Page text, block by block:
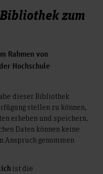
zum
Rahmen von
Hochschule
dieser Bibliothek
stellen zu können,
erheben und speichern.
Daten können keine
Anspruch genommen
ist die